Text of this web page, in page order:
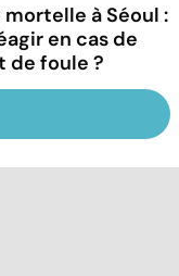
à Séoul :
en cas de
de foule ?